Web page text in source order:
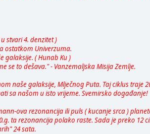
stvari 4. denzitet )
ostatkom Univerzuma.
galaksije. ( Hunab Ku )
se to dešava." - Vanzemaljska Misija Zemlje.
naše galaksije, Mlječnog Puta. Taj ciklus traje
sa našom u isto vrijeme. Svemirsko događanje!
ova rezonancija ili puls ( kucanje srca )
ta rezonancija polako raste. Sada je preko 12
24 sata.